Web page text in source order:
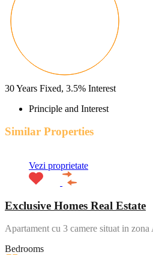
30Years Fixed, 3.5% Interest
Principle and Interest
Similar Properties
Vezi proprietate
Exclusive Homes Real Estate
Apartament cu 3 camere situat in
Bedrooms